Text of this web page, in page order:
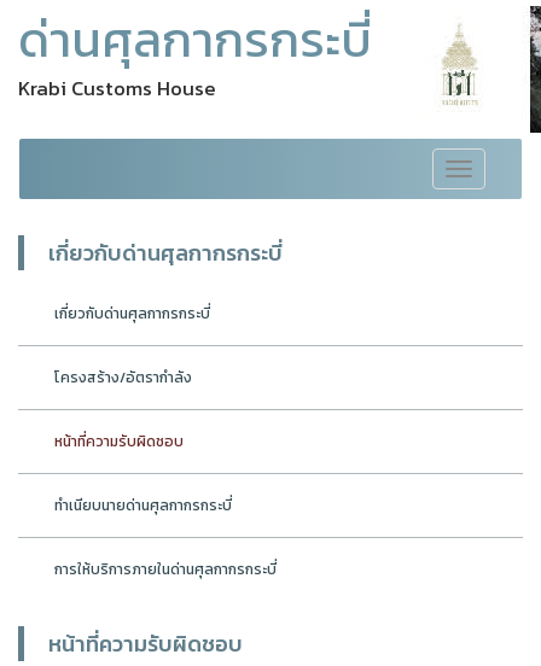
ด่านศุลกากรกระบี่
Krabi Customs House
Toggle
navigation
เกี่ยวกับด่านศุลกากรกระบี่
เกี่ยวกับด่านศุลกากรกระบี่
โครงสร้าง/อัตรากำลัง
หน้าที่ความรับผิดชอบ
ทำเนียบนายด่านศุลกากรกระบี่
การให้บริการภายในด่านศุลกากรกระบี่
หน้าที่ความรับผิดชอบ